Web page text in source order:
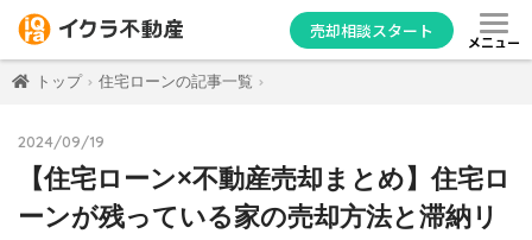
売却相談スタート
メニュー
トップ 住宅ローンの記事一覧
2024/09/19
【住宅ローン×不動産売却まとめ】住宅ロ
ーンが残っている家の売却方法と滞納リ